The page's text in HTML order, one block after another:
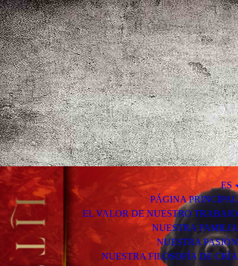
ES
PÁGINA PRINCIPAL
EL VALOR DE NUESTRO TRABAJO
NUESTRA FAMILIA
NUESTRA PASIÓN
NUESTRA FILOSOFÍA DE CRÍA